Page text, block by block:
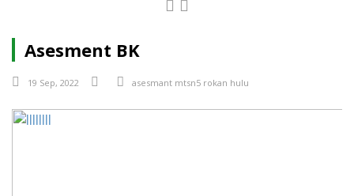
Asesment BK
19 Sep, 2022 asesmant mtsn5 rokan hulu